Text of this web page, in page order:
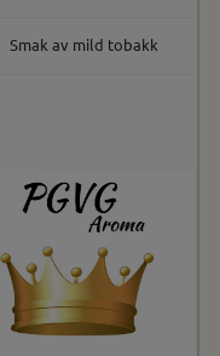
Smak av mild tobakk